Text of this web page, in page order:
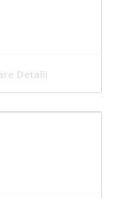
Detalii